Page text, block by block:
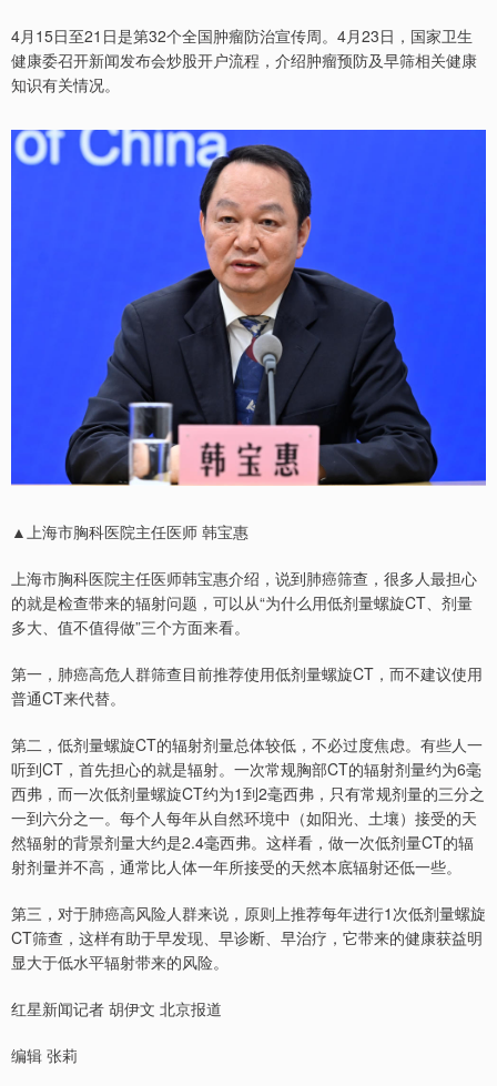
4月15日至21日是第32个全国肿瘤防治宣传周。4月23日，国家卫生
健康委召开新闻发布会炒股开户流程，介绍肿瘤预防及早筛相关健康
知识有关情况。
▲上海市胸科医院主任医师 韩宝惠
上海市胸科医院主任医师韩宝惠介绍，说到肺癌筛查，很多人最担心
的就是检查带来的辐射问题，可以从“为什么用低剂量螺旋CT、剂量
多大、值不值得做”三个方面来看。
第一，肺癌高危人群筛查目前推荐使用低剂量螺旋CT，而不建议使用
普通CT来代替。
第二，低剂量螺旋CT的辐射剂量总体较低，不必过度焦虑。有些人一
听到CT，首先担心的就是辐射。一次常规胸部CT的辐射剂量约为6毫
西弗，而一次低剂量螺旋CT约为1到2毫西弗，只有常规剂量的三分之
一到六分之一。每个人每年从自然环境中（如阳光、土壤）接受的天
然辐射的背景剂量大约是2.4毫西弗。这样看，做一次低剂量CT的辐
射剂量并不高，通常比人体一年所接受的天然本底辐射还低一些。
第三，对于肺癌高风险人群来说，原则上推荐每年进行1次低剂量螺旋
CT筛查，这样有助于早发现、早诊断、早治疗，它带来的健康获益明
显大于低水平辐射带来的风险。
红星新闻记者 胡伊文 北京报道
编辑 张莉